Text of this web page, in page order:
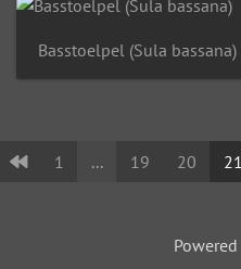
Basstoelpel (Sula bassana)
1 ... 19 20 21